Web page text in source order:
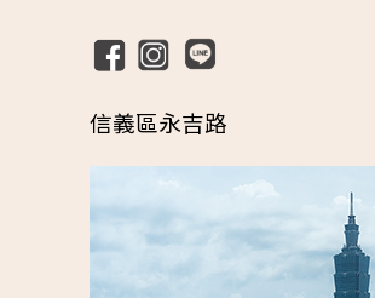
信義區永吉路